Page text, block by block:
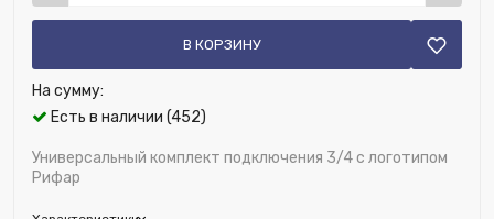
Есть в наличии (452)
Универсальный комплект подключения 3/4 с логотипом
Рифар
В КОРЗИНУ
На сумму: